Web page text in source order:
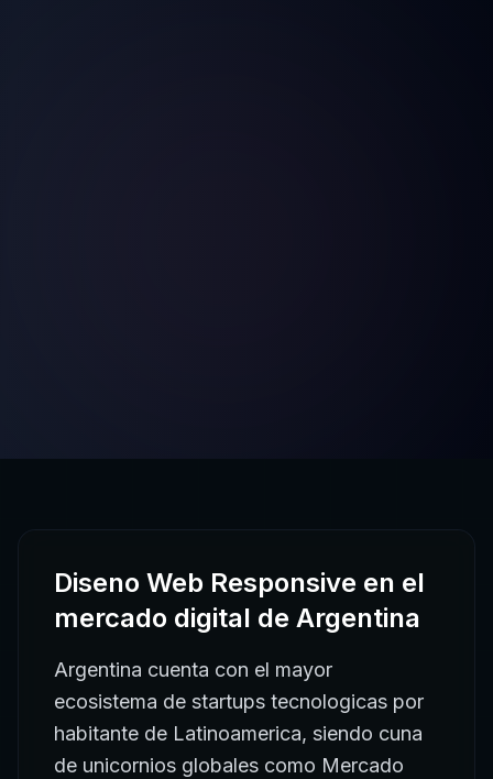
Diseno Web Responsive en el
mercado digital de Argentina
Argentina cuenta con el mayor
ecosistema de startups tecnologicas por
habitante de Latinoamerica, siendo cuna
de unicornios globales como Mercado